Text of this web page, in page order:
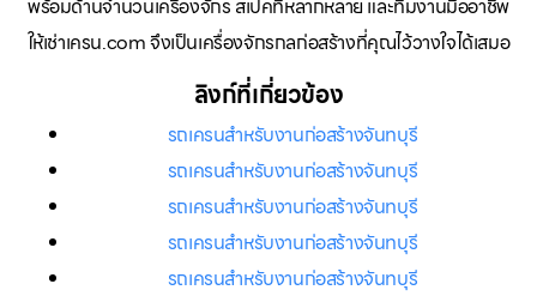
พร้อมด้านจำนวนเครื่องจักร สเปคที่หลากหลาย และทีมงานมืออาชีพ
ให้เช่าเครน.com จึงเป็นเครื่องจักรกลก่อสร้างที่คุณไว้วางใจได้เสมอ
ลิงก์ที่เกี่ยวข้อง
รถเครนสำหรับงานก่อสร้างจันทบุรี
รถเครนสำหรับงานก่อสร้างจันทบุรี
รถเครนสำหรับงานก่อสร้างจันทบุรี
รถเครนสำหรับงานก่อสร้างจันทบุรี
รถเครนสำหรับงานก่อสร้างจันทบุรี